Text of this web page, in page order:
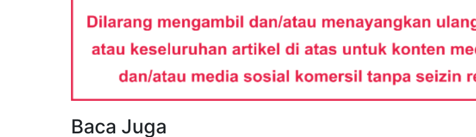
Baca Juga